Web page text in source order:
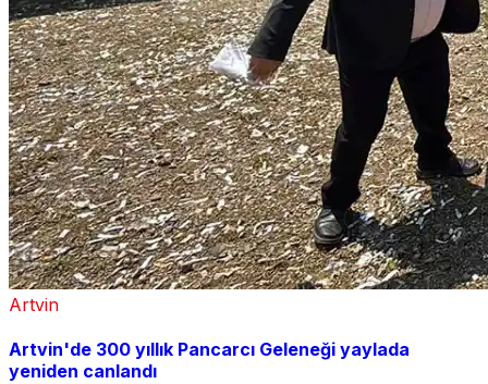
Artvin
Artvin'de 300 yıllık Pancarcı Geleneği yaylada
yeniden canlandı